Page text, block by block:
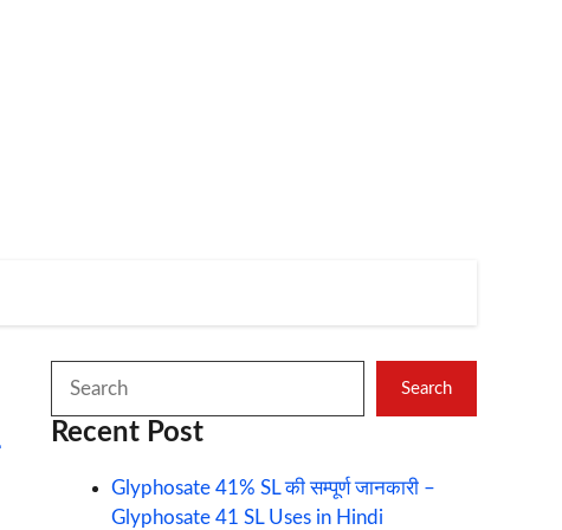
Search
Recent Post
Glyphosate 41% SL की सम्पूर्ण जानकारी –
Glyphosate 41 SL Uses in Hindi